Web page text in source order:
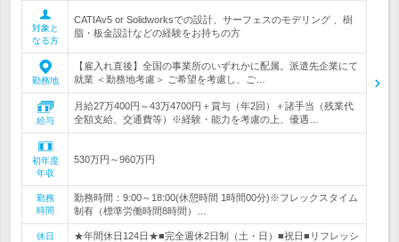
対象と
なる方
CATIAv5 or Solidworksでの設計、サーフェスのモデリング 、樹
脂・板金設計などの経験をお持ちの方
勤務地
【雇入れ直後】全国の事業所のいずれかに配属。派遣先企業にて
就業 ＜勤務地考慮＞ ご希望を考慮し、ご…
給与
月給27万400円～43万4700円＋賞与（年2回）＋諸手当（残業代
全額支給、交通費等）※経験・能力を考慮の上、優遇…
初年度
年収
530万円～960万円
勤務
時間
勤務時間：9:00～18:00(休憩時間 1時間00分)※フレックスタイム
制有（標準労働時間8時間）…
休日
★年間休日124日★■完全週休2日制（土・日）■祝日■リフレッシ